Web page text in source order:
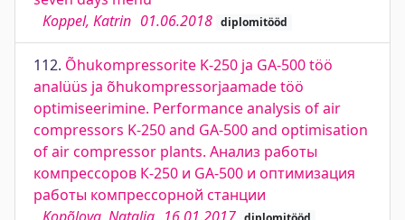
Koppel, Katrin 01.06.2018 diplomitööd
112. Õhukompressorite K-250 ja GA-500 töö
analüüs ja õhukompressorjaamade töö
optimiseerimine. Performance analysis of air
compressors K-250 and GA-500 and optimisation
of air compressor plants. Анализ работы
компрессоров К-250 и GA-500 и оптимизация
работы компрессорной станции